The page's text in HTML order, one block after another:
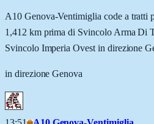
A10 Genova-Ventimiglia code a tratti
1,412 km prima di Svincolo Arma Di
Svincolo Imperia Ovest in direzione
in direzione Genova